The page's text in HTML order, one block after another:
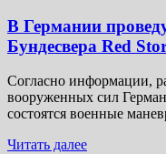
В Германии
Бундесвера Red
Согласно информации,
вооруженных сил
состоятся военные
Читать далееПрочитать